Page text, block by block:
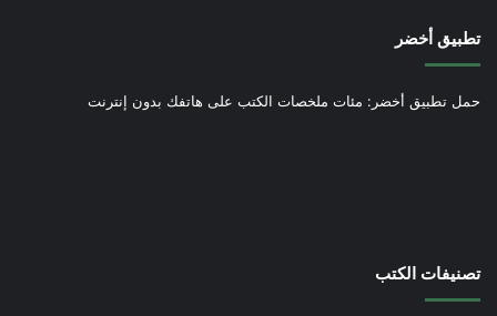
تطبيق أخضر
حمل تطبيق أخضر: مئات ملخصات الكتب على هاتفك بدون إنترنت
تصنيفات الكتب